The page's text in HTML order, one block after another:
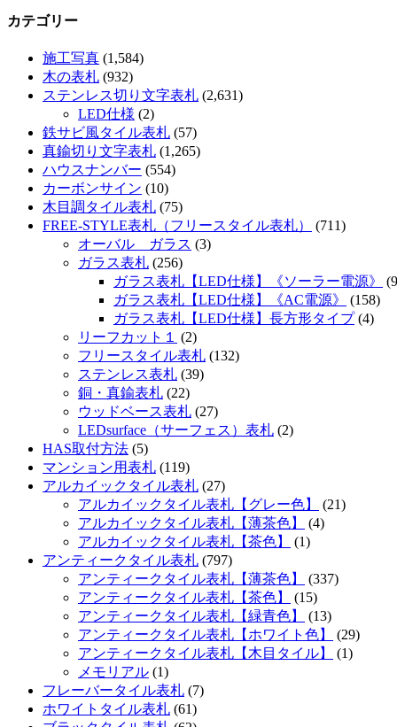
カテゴリー
施工写真 (1,584)
木の表札 (932)
ステンレス切り文字表札 (2,631)
LED仕様 (2)
鉄サビ風タイル表札 (57)
真鍮切り文字表札 (1,265)
ハウスナンバー (554)
カーボンサイン (10)
木目調タイル表札 (75)
FREE-STYLE表札（フリースタイル表札）
(711)
オーバル ガラス (3)
ガラス表札 (256)
ガラス表札【LED仕様】《ソーラー電源》
ガラス表札【LED仕様】《AC電源》
(158)
ガラス表札【LED仕様】長方形タイプ(4)
リーフカット１
(2)
フリースタイル表札 (132)
ステンレス表札 (39)
銅・真鍮表札 (22)
ウッドベース表札 (27)
LEDsurface（サーフェス）表札 (2)
HAS取付方法 (5)
マンション用表札 (119)
アルカイックタイル表札 (27)
アルカイックタイル表札【グレー色】
(21)
アルカイックタイル表札【薄茶色】
(4)
アルカイックタイル表札【茶色】
(1)
アンティークタイル表札 (797)
アンティークタイル表札【薄茶色】
(337)
アンティークタイル表札【茶色】
(15)
アンティークタイル表札【緑青色】
(13)
アンティークタイル表札【ホワイト色】
(29)
アンティークタイル表札【木目タイル】
(1)
メモリアル (1)
フレーバータイル表札 (7)
ホワイトタイル表札 (61)